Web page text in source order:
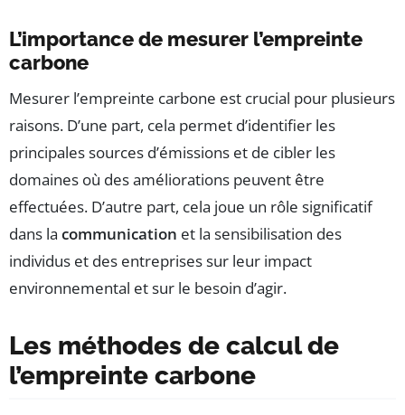
L’importance de mesurer l’empreinte
carbone
Mesurer l’empreinte carbone est crucial pour plusieurs
raisons. D’une part, cela permet d’identifier les
principales sources d’émissions et de cibler les
domaines où des améliorations peuvent être
effectuées. D’autre part, cela joue un rôle significatif
dans la communication et la sensibilisation des
individus et des entreprises sur leur impact
environnemental et sur le besoin d’agir.
Les méthodes de calcul de
l’empreinte carbone